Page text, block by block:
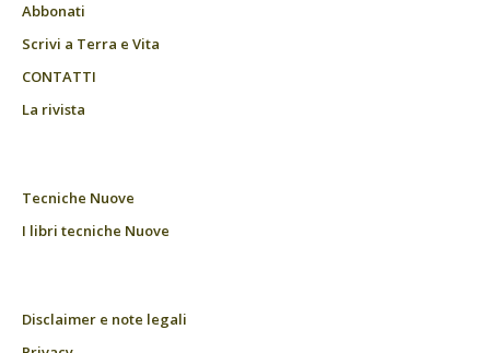
Abbonati
Scrivi a Terra e Vita
CONTATTI
La rivista
Tecniche Nuove
I libri tecniche Nuove
Disclaimer e note legali